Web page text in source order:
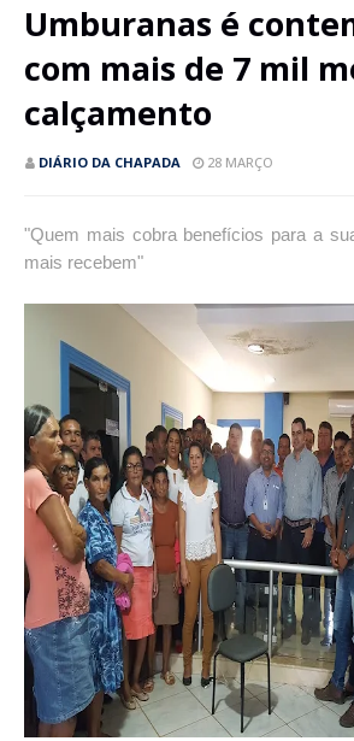
Umburanas é
com mais de 7 mil
calçamento
DIÁRIO DA CHAPADA 28 MARÇO
"Quem mais cobra benefícios para a
mais recebem"